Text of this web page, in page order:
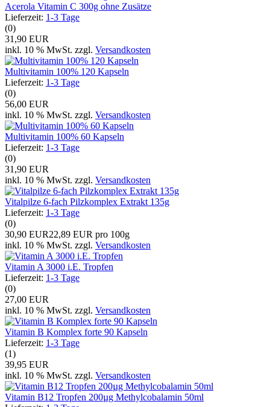
Acerola Vitamin C 300g ohne Zusätze
Lieferzeit: 1-3 Tage
(0)
31,90 EUR
inkl. 10 % MwSt. zzgl. Versandkosten
Multivitamin 100% 120 Kapseln
Lieferzeit: 1-3 Tage
(0)
56,00 EUR
inkl. 10 % MwSt. zzgl. Versandkosten
Multivitamin 100% 60 Kapseln
Lieferzeit: 1-3 Tage
(0)
31,90 EUR
inkl. 10 % MwSt. zzgl. Versandkosten
Vitalpilze 6-fach Pilzkomplex Extrakt 135g
Lieferzeit: 1-3 Tage
(0)
30,90 EUR22,89 EUR pro 100g
inkl. 10 % MwSt. zzgl. Versandkosten
Vitamin A 3000 i.E. Tropfen
Lieferzeit: 1-3 Tage
(0)
27,00 EUR
inkl. 10 % MwSt. zzgl. Versandkosten
Vitamin B Komplex forte 90 Kapseln
Lieferzeit: 1-3 Tage
(1)
39,95 EUR
inkl. 10 % MwSt. zzgl. Versandkosten
Vitamin B12 Tropfen 200µg Methylcobalamin 50ml